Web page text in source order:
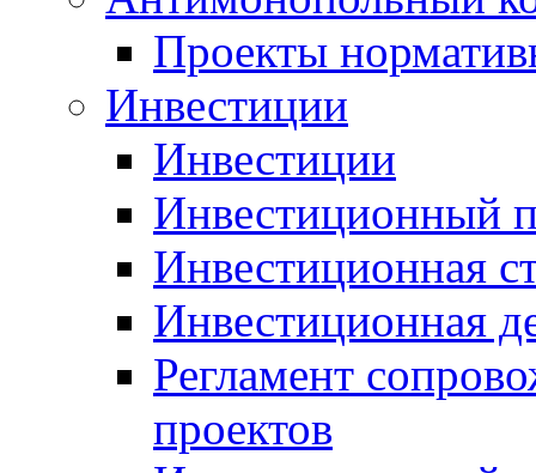
Проекты
Инвестиции
Инвестиции
Инвестиционный
Инвестиционная
Инвестиционная
Регламент
проектов